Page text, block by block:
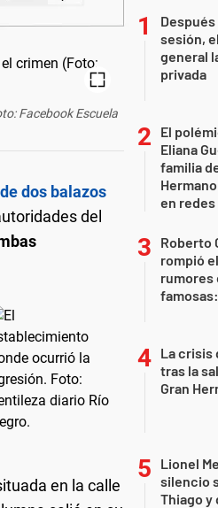
Facebook Escuela
dos balazos
del
en la calle
sesión,
general
privada
El
Eliana
familia
en redes
Roberto
rompió
rumores
La crisis
tras la
Gran
Lionel
silencio
Thiago y